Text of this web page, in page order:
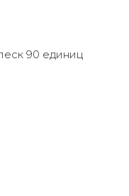
90 единиц